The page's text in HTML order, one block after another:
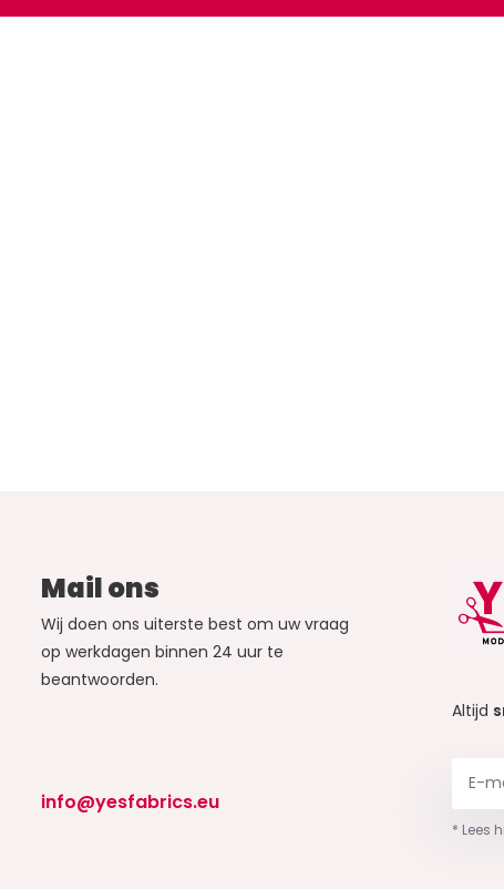
Mail ons
Wij doen ons uiterste best om uw vraag
op werkdagen binnen 24 uur te
beantwoorden.
info@yesfabrics.eu
Altijd
* Lees